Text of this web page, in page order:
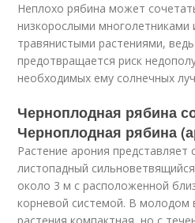
Неплохо рябина может
низкорослыми многолетниками
травянистыми растениями,
предотвращается риск
необходимых ему солнечных
Черноплодная рябина
Черноплодная рябина
Растение арония представляет
листопадный
около 3 м с расположенной
корневой системой. В молодом